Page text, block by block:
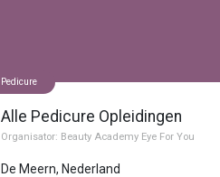
Pedicure
Alle Pedicure Opleidingen
Organisator: Beauty Academy Eye For You
De Meern, Nederland